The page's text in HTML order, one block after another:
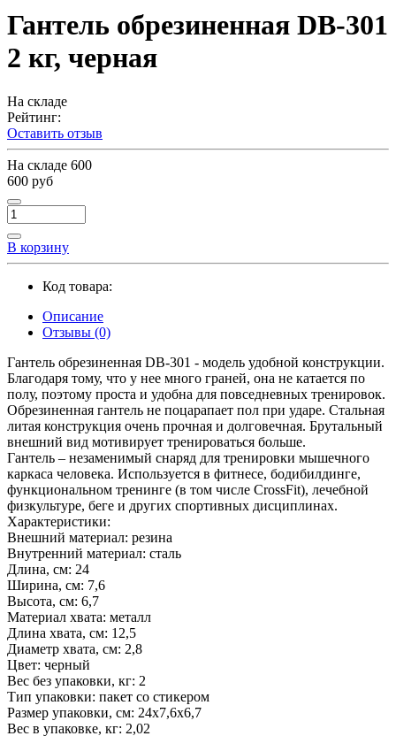
Гантель обрезиненная DB-301
2 кг, черная
На складе
Рейтинг:
Оставить отзыв
На складе 600
600 руб
В корзину
Код товара:
Описание
Отзывы (0)
Гантель обрезиненная DB-301 - модель удобной конструкции.
Благодаря тому, что у нее много граней, она не катается по
полу, поэтому проста и удобна для повседневных тренировок.
Обрезиненная гантель не поцарапает пол при ударе. Стальная
литая конструкция очень прочная и долговечная. Брутальный
внешний вид мотивирует тренироваться больше.
Гантель – незаменимый снаряд для тренировки мышечного
каркаса человека. Используется в фитнесе, бодибилдинге,
функциональном тренинге (в том числе CrossFit), лечебной
физкультуре, беге и других спортивных дисциплинах.
Характеристики:
Внешний материал: резина
Внутренний материал: сталь
Длина, см: 24
Ширина, см: 7,6
Высота, см: 6,7
Материал хвата: металл
Длина хвата, см: 12,5
Диаметр хвата, см: 2,8
Цвет: черный
Вес без упаковки, кг: 2
Тип упаковки: пакет со стикером
Размер упаковки, см: 24х7,6х6,7
Вес в упаковке, кг: 2,02